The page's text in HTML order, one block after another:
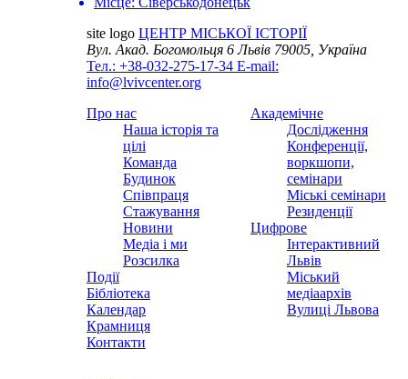
site logo ЦЕНТР МІСЬКОЇ ІСТОРІЇ
Вул. Акад. Богомольця 6Львів 79005, Україна
Тел.: +38-032-275-17-34 E-mail:
info@lvivcenter.org
Про нас
Наша історія та
цілі
Команда
Будинок
Співпраця
Стажування
Новини
Медіа і ми
Розсилка
Події
Бібліотека
Календар
Крамниця
Контакти
Академічне
Дослідження
Конференції,
воркшопи,
семінари
Міські семінари
Резиденції
Цифрове
Інтерактивний
Львів
Міський
медіаархів
Вулиці Львова